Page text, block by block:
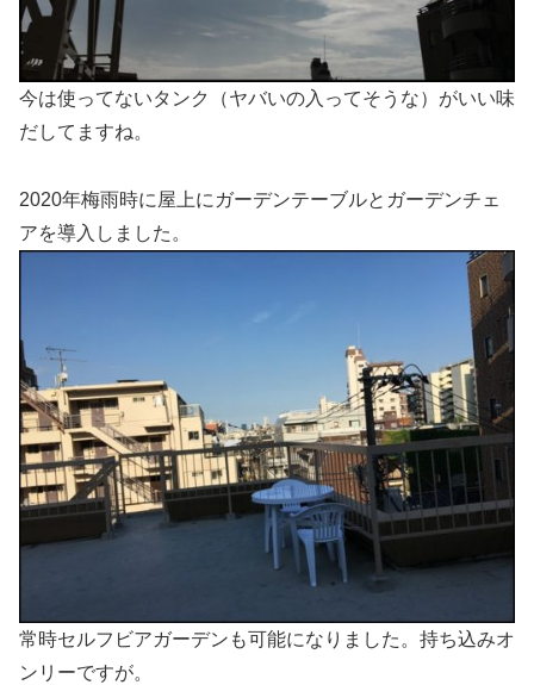
今は使ってないタンク（ヤバいの入ってそうな）がいい味
だしてますね。
2020年梅雨時に屋上にガーデンテーブルとガーデンチェ
アを導入しました。
常時セルフビアガーデンも可能になりました。持ち込みオ
ンリーですが。